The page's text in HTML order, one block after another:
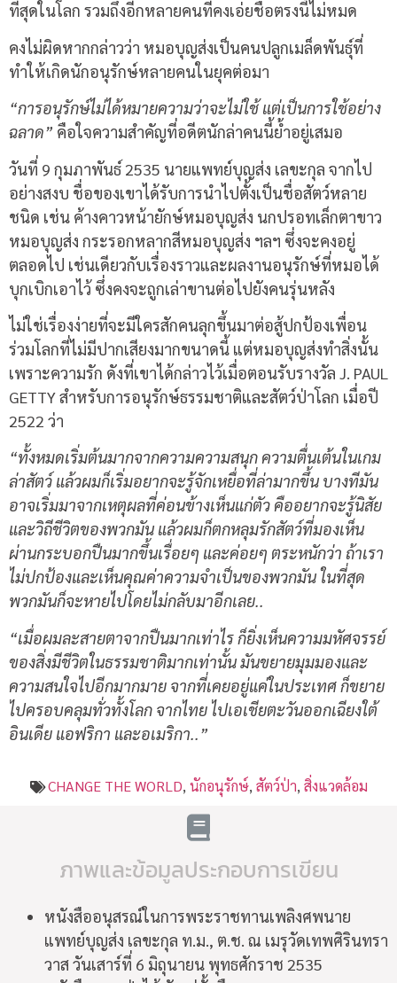
ที่สุดในโลก รวมถึงอีกหลายคนที่คงเอ่ยชื่อตรงนี้ไม่หมด
คงไม่ผิดหากกล่าวว่า หมอบุญส่งเป็นคนปลูกเมล็ดพันธุ์ที่
ทำให้เกิดนักอนุรักษ์หลายคนในยุคต่อมา
“การอนุรักษ์ไม่ได้หมายความว่าจะไม่ใช้ แต่เป็นการใช้อย่าง
ฉลาด” คือใจความสำคัญที่อดีตนักล่าคนนี้ย้ำอยู่เสมอ
วันที่ 9 กุมภาพันธ์ 2535 นายแพทย์บุญส่ง เลขะกุล จากไป
อย่างสงบ ชื่อของเขาได้รับการนำไปตั้งเป็นชื่อสัตว์หลาย
ชนิด เช่น ค้างคาวหน้ายักษ์หมอบุญส่ง นกปรอทเล็กตาขาว
หมอบุญส่ง กระรอกหลากสีหมอบุญส่ง ฯลฯ ซึ่งจะคงอยู่
ตลอดไป เช่นเดียวกับเรื่องราวและผลงานอนุรักษ์ที่หมอได้
บุกเบิกเอาไว้ ซึ่งคงจะถูกเล่าขานต่อไปยังคนรุ่นหลัง
ไม่ใช่เรื่องง่ายที่จะมีใครสักคนลุกขึ้นมาต่อสู้ปกป้องเพื่อน
ร่วมโลกที่ไม่มีปากเสียงมากขนาดนี้ แต่หมอบุญส่งทำสิ่งนั้น
เพราะความรัก ดังที่เขาได้กล่าวไว้เมื่อตอนรับรางวัล J. PAUL
GETTY สำหรับการอนุรักษ์ธรรมชาติและสัตว์ป่าโลก เมื่อปี
2522 ว่า
“ทั้งหมดเริ่มต้นมากจากความความสนุก ความตื่นเต้นในเกม
ล่าสัตว์ แล้วผมก็เริ่มอยากจะรู้จักเหยื่อที่ล่ามากขึ้น บางทีมัน
อาจเริ่มมาจากเหตุผลที่ค่อนข้างเห็นแก่ตัว คืออยากจะรู้นิสัย
และวิถีชีวิตของพวกมัน แล้วผมก็ตกหลุมรักสัตว์ที่มองเห็น
ผ่านกระบอกปืนมากขึ้นเรื่อยๆ และค่อยๆ ตระหนักว่า ถ้าเรา
ไม่ปกป้องและเห็นคุณค่าความจำเป็นของพวกมัน ในที่สุด
พวกมันก็จะหายไปโดยไม่กลับมาอีกเลย..
“เมื่อผมละสายตาจากปืนมากเท่าไร ก็ยิ่งเห็นความมหัศจรรย์
ของสิ่งมีชีวิตในธรรมชาติมากเท่านั้น มันขยายมุมมองและ
ความสนใจไปอีกมากมาย จากที่เคยอยู่แค่ในประเทศ ก็ขยาย
ไปครอบคลุมทั่วทั้งโลก จากไทย ไปเอเชียตะวันออกเฉียงใต้
อินเดีย แอฟริกา และอเมริกา..”
CHANGE THE WORLD, นักอนุรักษ์, สัตว์ป่า, สิ่งแวดล้อม
ภาพและข้อมูลประกอบการเขียน
หนังสืออนุสรณ์ในการพระราชทานเพลิงศพนาย
แพทย์บุญส่ง เลขะกุล ท.ม., ต.ช. ณ เมรุวัดเทพศิรินทรา
วาส วันเสาร์ที่ 6 มิถุนายน พุทธศักราช 2535